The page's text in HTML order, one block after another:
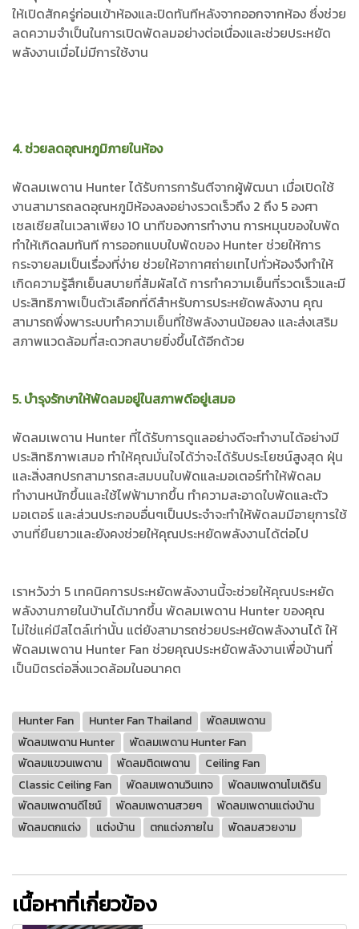
ให้เปิดสักครู่ก่อนเข้าห้องและปิดทันทีหลังจากออกจากห้อง ซึ่งช่วย
ลดความจำเป็นในการเปิดพัดลมอย่างต่อเนื่องและช่วยประหยัด
พลังงานเมื่อไม่มีการใช้งาน
4. ช่วยลดอุณหภูมิภายในห้อง
พัดลมเพดาน Hunter ได้รับการการันตีจากผู้พัฒนา เมื่อเปิดใช้
งานสามารถลดอุณหภูมิห้องลงอย่างรวดเร็วถึง 2 ถึง 5 องศา
เซลเซียสในเวลาเพียง 10 นาทีของการทำงาน การหมุนของใบพัด
ทำให้เกิดลมทันที การออกแบบใบพัดของ Hunter ช่วยให้การ
กระจายลมเป็นเรื่องที่ง่าย ช่วยให้อากาศถ่ายเทไปทั่วห้องจึงทำให้
เกิดความรู้สึกเย็นสบายที่สัมผัสได้ การทำความเย็นที่รวดเร็วและมี
ประสิทธิภาพเป็นตัวเลือกที่ดีสำหรับการประหยัดพลังงาน คุณ
สามารถพึ่งพาระบบทำความเย็นที่ใช้พลังงานน้อยลง และส่งเสริม
สภาพแวดล้อมที่สะดวกสบายยิ่งขึ้นได้อีกด้วย
5. บำรุงรักษาให้พัดลมอยู่ในสภาพดีอยู่เสมอ
พัดลมเพดาน Hunter ที่ได้รับการดูแลอย่างดีจะทำงานได้อย่างมี
ประสิทธิภาพเสมอ ทำให้คุณมั่นใจได้ว่าจะได้รับประโยชน์สูงสุด ฝุ่น
และสิ่งสกปรกสามารถสะสมบนใบพัดและมอเตอร์ทำให้พัดลม
ทำงานหนักขึ้นและใช้ไฟฟ้ามากขึ้น ทำความสะอาดใบพัดและตัว
มอเตอร์ และส่วนประกอบอื่นๆเป็นประจำจะทำให้พัดลมมีอายุการใช้
งานที่ยืนยาวและยังคงช่วยให้คุณประหยัดพลังงานได้ต่อไป
เราหวังว่า 5 เทคนิคการประหยัดพลังงานนี้จะช่วยให้คุณประหยัด
พลังงานภายในบ้านได้มากขึ้น พัดลมเพดาน Hunter ของคุณ
ไม่ใช่แค่มีสไตล์เท่านั้น แต่ยังสามารถช่วยประหยัดพลังงานได้ ให้
พัดลมเพดาน Hunter Fan ช่วยคุณประหยัดพลังงานเพื่อบ้านที่
เป็นมิตรต่อสิ่งแวดล้อมในอนาคต
Hunter Fan Hunter Fan Thailand
พัดลมเพดาน
พัดลมเพดาน Hunter
พัดลมเพดาน Hunter Fan
พัดลมแขวนเพดาน
พัดลมติดเพดาน
Ceiling Fan
Classic Ceiling Fan
พัดลมเพดานวินเทจ
พัดลมเพดานโมเดิร์น
พัดลมเพดานดีไซน์
พัดลมเพดานสวยๆ
พัดลมเพดานแต่งบ้าน
พัดลมตกแต่ง
แต่งบ้าน ตกแต่งภายใน พัดลมสวยงาม
เนื้อหาที่เกี่ยวข้อง